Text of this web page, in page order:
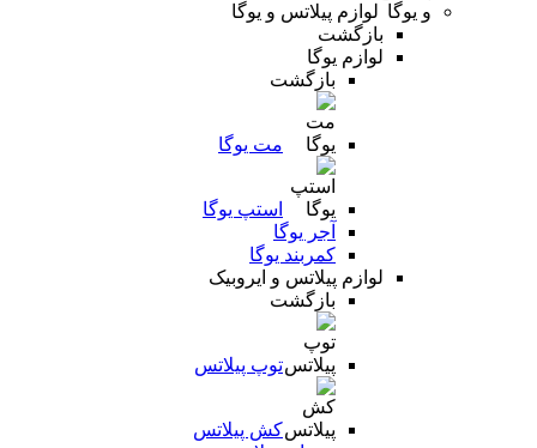
لوازم پیلاتس و یوگا
بازگشت
لوازم یوگا
بازگشت
مت یوگا
استپ یوگا
آجر یوگا
کمربند یوگا
لوازم پیلاتس و ایروبیک
بازگشت
توپ پیلاتس
کش پیلاتس